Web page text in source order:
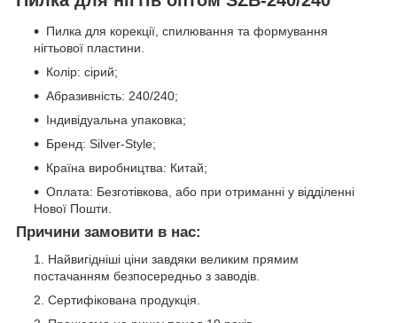
Пилка для корекції, спилювання та формування
нігтьової пластини.
Колір: сірий;
Абразивність: 240/240;
Індивідуальна упаковка;
Бренд: Silver-Style;
Країна виробництва: Китай;
Оплата: Безготівкова, або при отриманні у відділенні
Нової Пошти.
Причини замовити в нас:
Найвигідніші ціни завдяки великим прямим
постачанням безпосередньо з заводів.
Сертифікована продукція.